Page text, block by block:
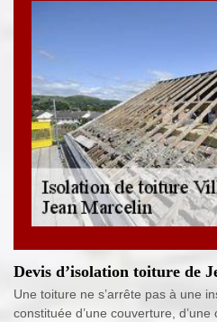
Devis d’isolation toiture de
Une toiture ne s’arrête pas à une
constituée d’une couverture, d’une